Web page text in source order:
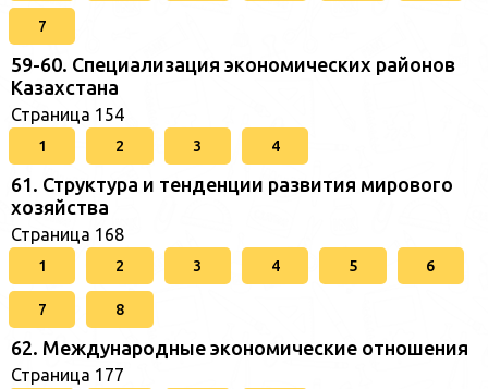
7
59-60. Специализация экономических районов
Казахстана
Страница 154
1 2 3 4
61. Структура и тенденции развития мирового
хозяйства
Страница 168
1 2 3 4 5 6
7 8
62. Международные экономические отношения
Страница 177